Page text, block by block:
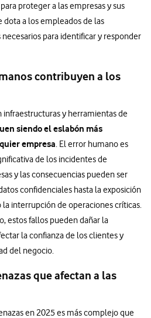
proteger a las empresas y sus
dota a los empleados de las
para identificar y responder
contribuyen a los
infraestructuras y herramientas de
siendo el eslabón más
empresa. El error humano es
de los incidentes de
y las consecuencias pueden ser
confidenciales hasta la exposición
interrupción de operaciones críticas.
estos fallos pueden dañar la
la confianza de los clientes y
del negocio.
que afectan a las
en 2025 es más complejo que